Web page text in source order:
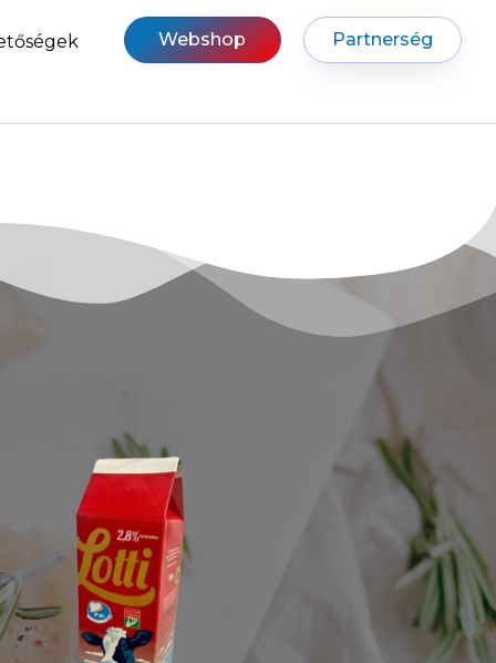
Webshop Partnerség